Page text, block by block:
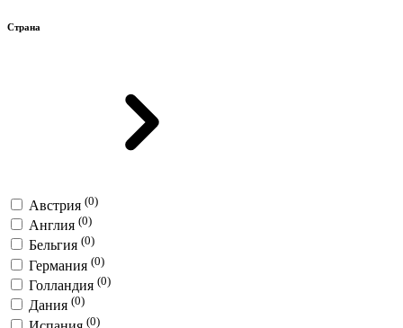
Страна
Австрия (0)
Англия (0)
Бельгия (0)
Германия (0)
Голландия (0)
Дания (0)
(0)